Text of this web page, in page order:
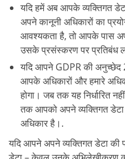
यदि हमें अब आपके व्यक्तिगत
अपने कानूनी अधिकारों का
आवश्यकता है, तो आपके पास
उसके प्रसंस्करण पर प्रतिबंध
यदि आपने GDPR की अनुच्छेद
आपके अधिकारों और हमारे
होगा। जब तक यह निर्धारित
तक आपको अपने व्यक्तिगत
अधिकार है।.
यदि आपने अपने व्यक्तिगत डेटा की